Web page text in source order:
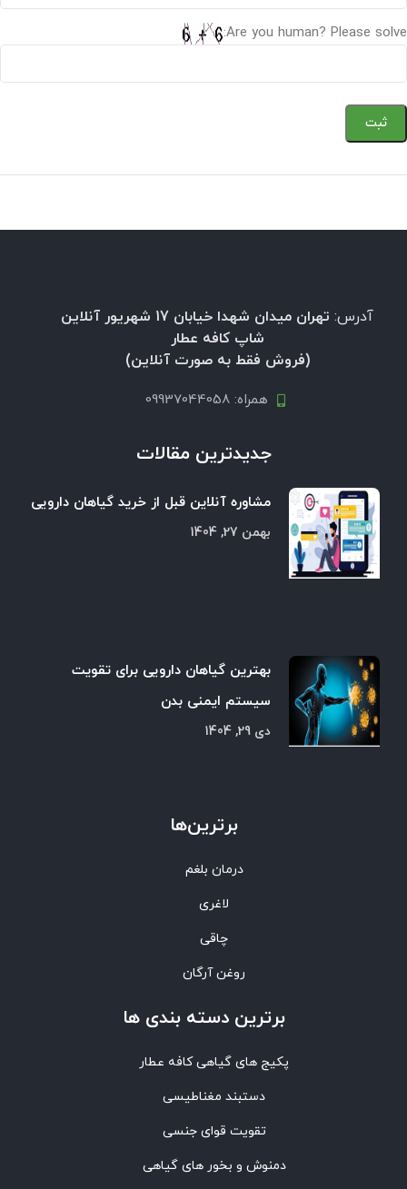
Are you human? Please solve:
آدرس:
تهران میدان شهدا خیابان 17 شهریور آنلاین
شاپ کافه عطار
(فروش فقط به صورت آنلاین)
همراه: 09937044058
جدیدترین مقالات
مشاوره آنلاین قبل از خرید گیاهان دارویی
بهمن 27, 1404
بهترین گیاهان دارویی برای تقویت
سیستم ایمنی بدن
دی 29, 1404
برترین‌ها
درمان بلغم
لاغری
چاقی
روغن آرگان
برترین‌ دسته بندی ها
پکیج های گیاهی کافه عطار
دستبند مغناطیسی
تقویت قوای جنسی
دمنوش و بخور های گیاهی